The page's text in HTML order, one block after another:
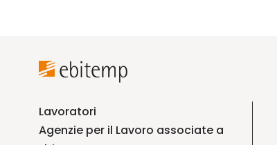
Lavoratori
Agenzie per il Lavoro associate a